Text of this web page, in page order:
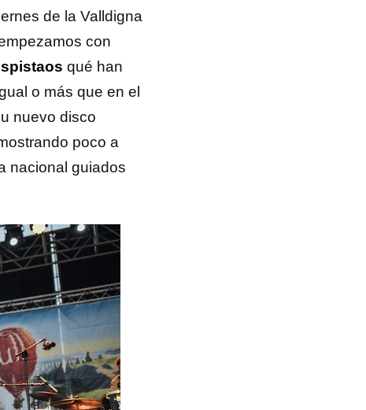
de la Valldigna
con
qué han
o más que en el
nuevo disco
poco a
nacional guiados